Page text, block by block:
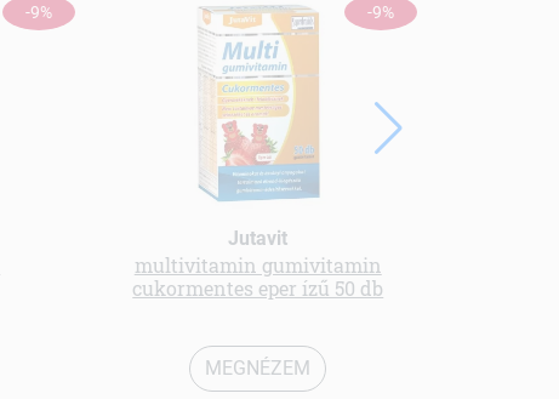
-9% -9%
Jutavit
multivitamin gumivitamin
cukormentes eper ízű 50 db
MEGNÉZEM